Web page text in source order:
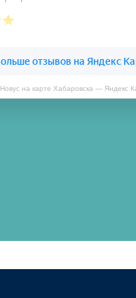
Новус на карте Хабаровска — Яндекс